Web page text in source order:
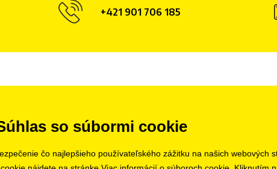
+421 901 706 185
so súbormi cookie
čo najlepšieho používateľského zážitku na našich webových